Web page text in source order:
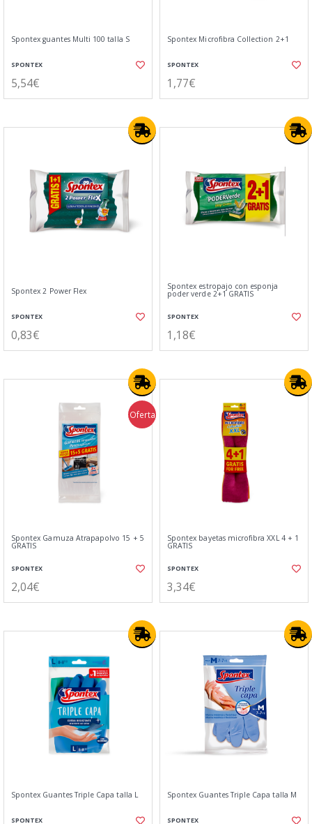
Spontex guantes Multi 100 talla S
SPONTEX
5,54€
Spontex Microfibra Collection 2+1
SPONTEX
1,77€
Spontex 2 Power Flex
SPONTEX
0,83€
Spontex estropajo con esponja
poder verde 2+1 GRATIS
SPONTEX
1,18€
Oferta
Spontex Gamuza Atrapapolvo 15 + 5
GRATIS
SPONTEX
2,04€
Spontex bayetas microfibra XXL 4 + 1
GRATIS
SPONTEX
3,34€
Spontex Guantes Triple Capa talla L
SPONTEX
Spontex Guantes Triple Capa talla M
SPONTEX